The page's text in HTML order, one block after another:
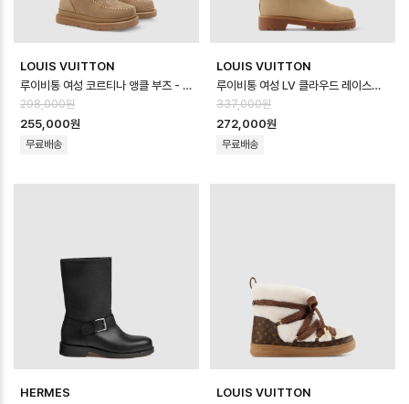
LOUIS VUITTON
루이비통 여성 코르티나 앵클 부츠 - Louis vuitton Womens Cortina …
298,000원
255,000원
무료배송
LOUIS VUITTON
루이비통 여성 LV 클라우드 레이스업 앵클 부츠 스니커즈 - Louis vuitton Wo…
337,000원
272,000원
무료배송
HERMES
LOUIS VUITTON